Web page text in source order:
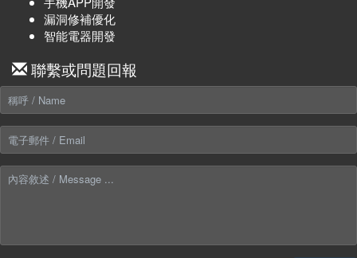
漏洞修補優化
智能電器開發
聯繫或問題回報